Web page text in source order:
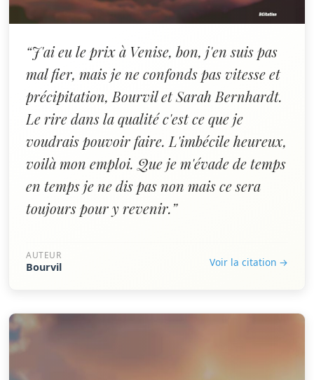
“J'ai eu le prix à Venise, bon, j'en suis pas
mal fier, mais je ne confonds pas vitesse et
précipitation, Bourvil et Sarah Bernhardt.
Le rire dans la qualité c'est ce que je
voudrais pouvoir faire. L'imbécile heureux,
voilà mon emploi. Que je m'évade de temps
en temps je ne dis pas non mais ce sera
toujours pour y revenir.”
AUTEUR
Bourvil Voir la citation →